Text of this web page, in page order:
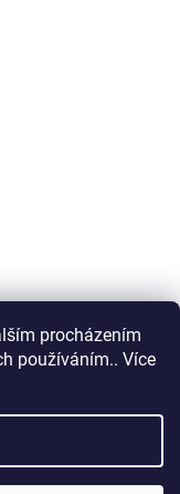
procházením
používáním.. Více